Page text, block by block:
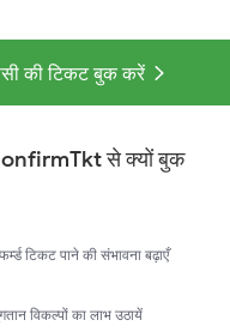
की टिकट बुक करें
से क्यों बुक
टिकट पाने की संभावना बढ़ाएँ
विकल्पों का लाभ उठायें